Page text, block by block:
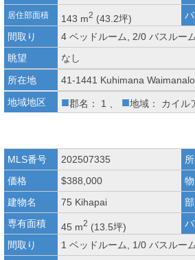
居住部面積 143 m2 (43.2坪)
間取り
4 ベッドルーム, 2/0 バスルー
眺望
なし
所在地
41-1441 Kuhimana
地域地区
■郡名： 1 、 ■地域： カイル
MLS番号 202507335
価格
$388,000
建物名
75 Kihapai
専有面積
45 m2 (13.5坪)
間取り
1 ベッドルーム, 1/0 バスルー